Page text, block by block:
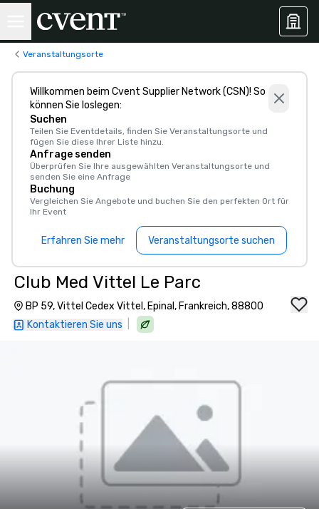
Veranstaltungsorte
Willkommen beim Cvent Supplier Network (CSN)! So
können Sie loslegen:
Suchen
Teilen Sie Eventdetails, finden Sie Veranstaltungsorte und
fügen Sie diese Ihrer Liste hinzu.
Anfrage senden
Überprüfen Sie Ihre ausgewählten Veranstaltungsorte und
senden Sie eine Anfrage
Buchung
Vergleichen Sie Angebote und buchen Sie den perfekten Ort für
Ihr Event
Erfahren Sie mehr Veranstaltungsorte suchen
Club Med Vittel Le Parc
BP 59, Vittel Cedex Vittel, Epinal, Frankreich, 88800
Kontaktieren Sie uns